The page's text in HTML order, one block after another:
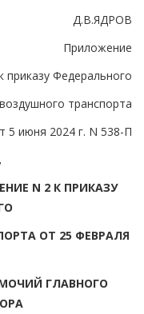
Д.В.ЯДРОВ
Приложение
приказу Федерального
транспорта
5 июня 2024 г. N 538-П
N 2 К ПРИКАЗУ
ОТ 25 ФЕВРАЛЯ
ГЛАВНОГО